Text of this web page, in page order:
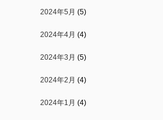
2024年5月 (5)
2024年4月 (4)
2024年3月 (5)
2024年2月 (4)
2024年1月 (4)